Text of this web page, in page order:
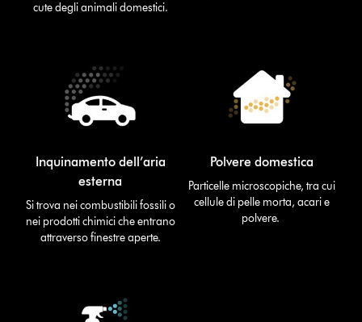
cute degli animali domestici.
Inquinamento dell’aria
esterna
Si trova nei combustibili fossili o
nei prodotti chimici che entrano
attraverso finestre aperte.
Polvere domestica
Particelle microscopiche, tra cui
cellule di pelle morta, acari e
polvere.